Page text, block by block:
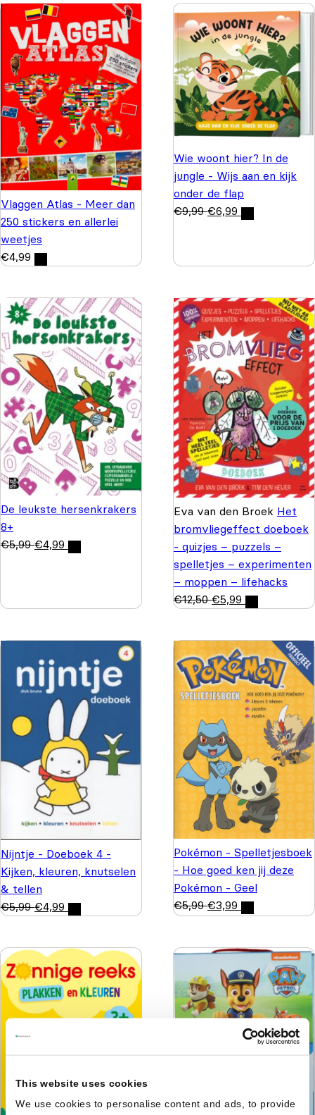
This website uses cookies
We use cookies to personalise content and ads, to provide
Vlaggen Atlas - Meer dan
250 stickers en allerlei
weetjes
€4,99
Wie woont hier? In de
jungle - Wijs aan en kijk
onder de flap
€9,99 €6,99
De leukste hersenkrakers
8+
€5,99 €4,99
Eva van den Broek Het
bromvliegeffect doeboek
- quizjes – puzzels –
spelletjes – experimenten
– moppen – lifehacks
€12,50 €5,99
Nijntje - Doeboek 4 -
Kijken, kleuren, knutselen
& tellen
€5,99 €4,99
Pokémon - Spelletjesboek
- Hoe goed ken jij deze
Pokémon - Geel
€5,99 €3,99